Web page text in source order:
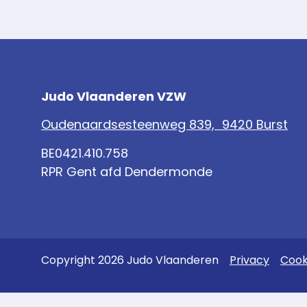
Judo Vlaanderen VZW
Oudenaardsesteenweg 839, 9420 Burst
BE0421.410.758
RPR Gent afd Dendermonde
Copyright 2026 Judo Vlaanderen Privacy